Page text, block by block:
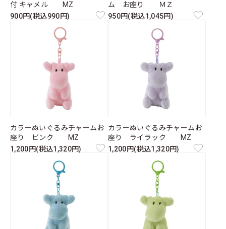
付 キャメル MZ
900円(税込990円)
ム お座り ＭＺ
950円(税込1,045円)
カラーぬいぐるみチャームお
座り ピンク MZ
1,200円(税込1,320円)
カラーぬいぐるみチャームお
座り ライラック MZ
1,200円(税込1,320円)